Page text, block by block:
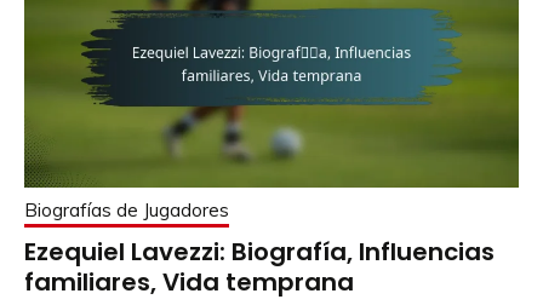
Biografías de Jugadores
Ezequiel Lavezzi: Biografía, Influencias
familiares, Vida temprana